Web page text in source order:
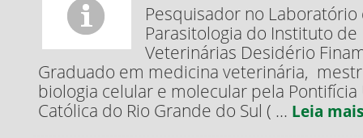
Pesquisador no Laboratório
Parasitologia do Instituto de
Veterinárias Desidério
Graduado em medicina veterinária,
biologia celular e molecular pela
Católica do Rio Grande do Sul ( ... Leia mais